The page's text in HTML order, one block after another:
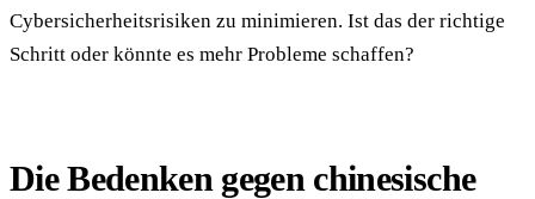
Cybersicherheitsrisiken zu minimieren. Ist das der richtige
Schritt oder könnte es mehr Probleme schaffen?
Die Bedenken gegen chinesische